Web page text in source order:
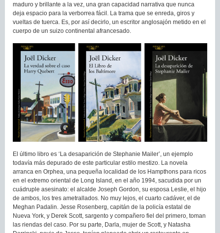
maduro y brillante a la vez, una gran capacidad narrativa que nunca
deja espacio para la verborrea fácil. La trama que se enreda, giros y
vueltas de tuerca. Es, por así decirlo, un escritor anglosajón metido en el
cuerpo de un suizo continental afrancesado.
El último libro es ‘La desaparición de Stephanie Mailer’, un ejemplo
todavía más depurado de este particular estilo mestizo. La novela
arranca en Orphea, una pequeña localidad de los Hampthons para ricos
en el extremo oriental de Long Island, en el año 1994, sacudida por un
cuádruple asesinato: el alcalde Joseph Gordon, su esposa Leslie, el hijo
de ambos, los tres ametrallados. No muy lejos, el cuarto cadáver, el de
Meghan Padalin. Jesse Rosenberg, capitán de la policía estatal de
Nueva York, y Derek Scott, sargento y compañero fiel del primero, toman
las riendas del caso. Por su parte, Darla, mujer de Scott, y Natasha